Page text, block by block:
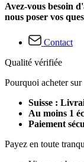
Avez-vous besoin
nous poser vos
Contact
Qualité vérifiée
Pourquoi acheter
Suisse :
Au moins 1
Paiement
Payez en toute